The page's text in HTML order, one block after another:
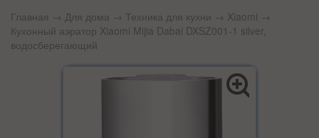
Главная → Для дома → Техника для кухни → Xiaomi →
Кухонный аэратор Xiaomi Mijia Dabai DXSZ001-1 silver,
водосберегающий